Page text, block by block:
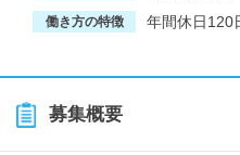
働き方の特徴 年間休日120
募集概要